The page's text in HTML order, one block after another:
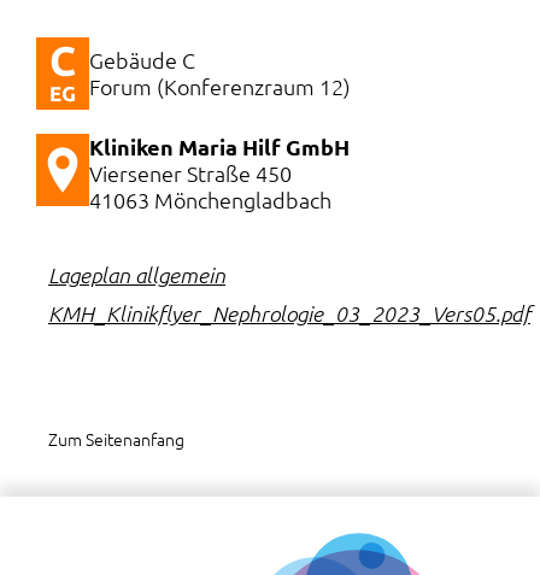
Gebäude C
Forum (Konferenzraum 12)
Kliniken Maria Hilf GmbH
Viersener Straße 450
41063 Mönchengladbach
Lageplan allgemein
KMH_Klinikflyer_Nephrologie_03_2023_Vers05.pdf
Zum Seitenanfang